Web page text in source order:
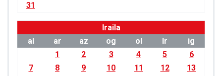
31
Iraila
al
ar az og ol lr
ig
1
2 3 4 5
6
7
8 9 10 11 12
13